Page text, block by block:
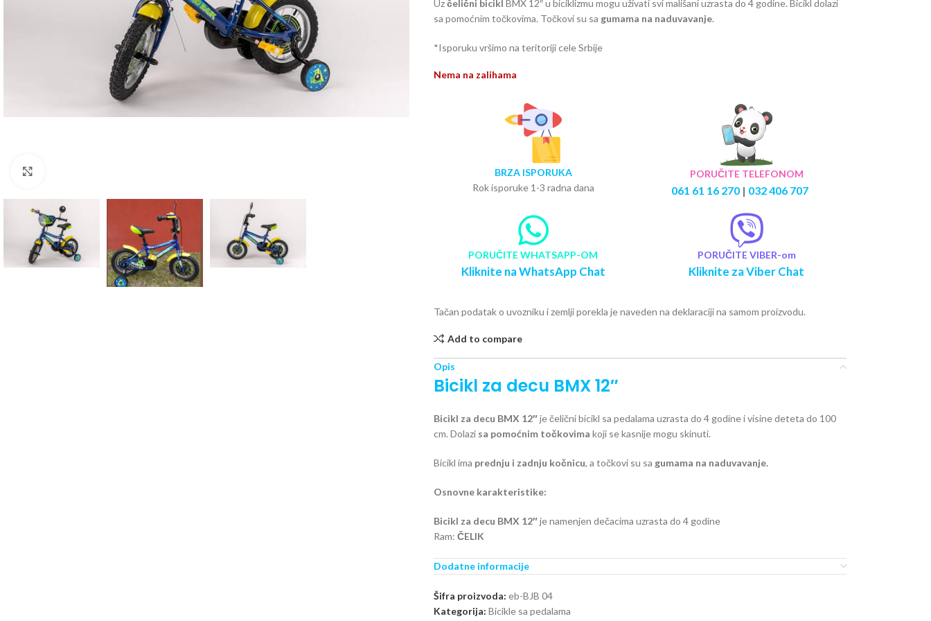
Uzčelični bicikl BMX 12″ u biciklizmu mogu uživati svi mališani uzrasta do 4 godine. Bicikl dolazi
sa pomoćnim točkovima. Točkovi su sa gumama na naduvavanje.
*Isporuku vršimo na teritoriji cele Srbije
Nema na zalihama
BRZA ISPORUKA
Rok isporuke 1-3 radna dana
PORUČITE TELEFONOM
061 61 16 270| 032 406 707
PORUČITE WHATSAPP-OM
Kliknite na WhatsApp Chat
PORUČITE VIBER-om
Kliknite za Viber Chat
Tačan podatak o uvozniku i zemlji porekla je naveden na deklaraciji na samom proizvodu.
Add to compare
Opis
Bicikl za decu BMX 12″
Bicikl za decu BMX 12″je čelični bicikl sa pedalama uzrasta do 4 godine i visine deteta do 100
cm. Dolazi sa pomoćnim točkovima koji se kasnije mogu skinuti.
Bicikl ima prednju i zadnju kočnicu, a točkovi su sa gumama na naduvavanje.
Osnovne karakteristike:
Bicikl za decu BMX 12″je namenjen dečacima uzrasta do 4 godine
Ram: ČELIK
Boja: plava
Ručica kočnice: ČELIK/PVC
Kočnica prednja: ČELJUSNA
Dodatne informacije
Šifra proizvoda: eb-BJB 04
Kategorija: Bicikle sa pedalama